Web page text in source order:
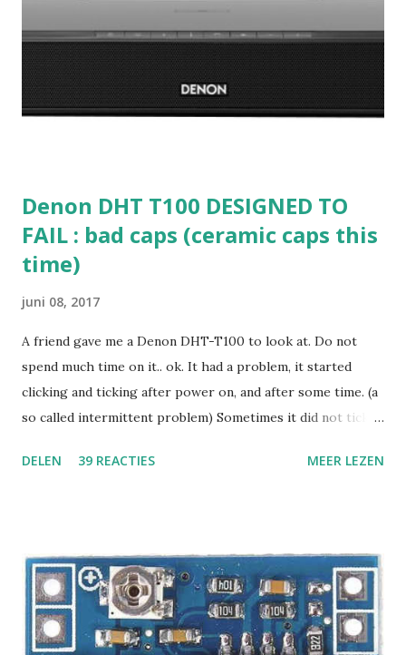
Denon DHT T100 DESIGNED TO
FAIL : bad caps (ceramic caps this
time)
juni 08, 2017
A friend gave me a Denon DHT-T100 to look at. Do not
spend much time on it.. ok. It had a problem, it started
clicking and ticking after power on, and after some time. (a
so called intermittent problem) Sometimes it did not tick
sharp click in one channel and repeated after about a
know what was going on with this thing, I found some
schematic online and started measuring the usual things.
The power supply, 24V did it drop down when a tick
occurred ? Difficult to find out because sometimes the
DELEN 39 REACTIES MEER LEZEN